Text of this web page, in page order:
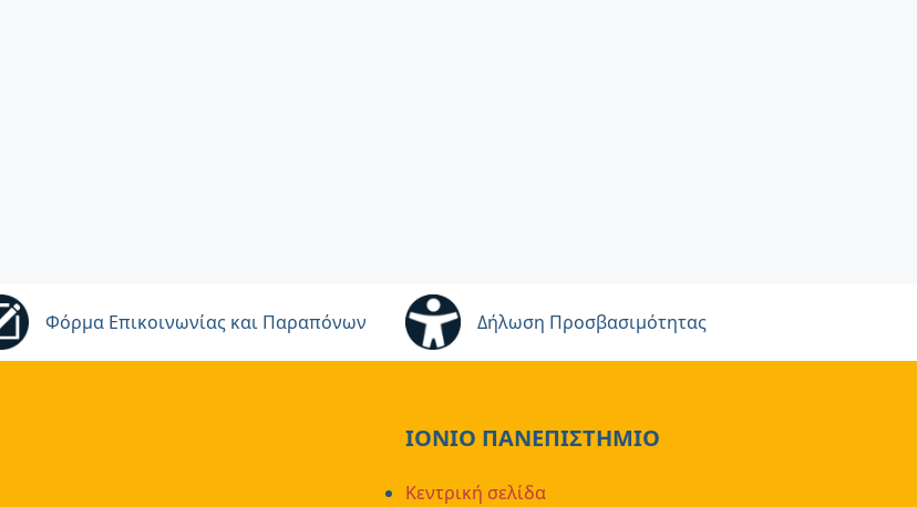
Φόρμα Επικοινωνίας και Παραπόνων Δήλωση Προσβασιμότητας
ΙΟΝΙΟ ΠΑΝΕΠΙΣΤΗΜΙΟ
Κεντρική σελίδα